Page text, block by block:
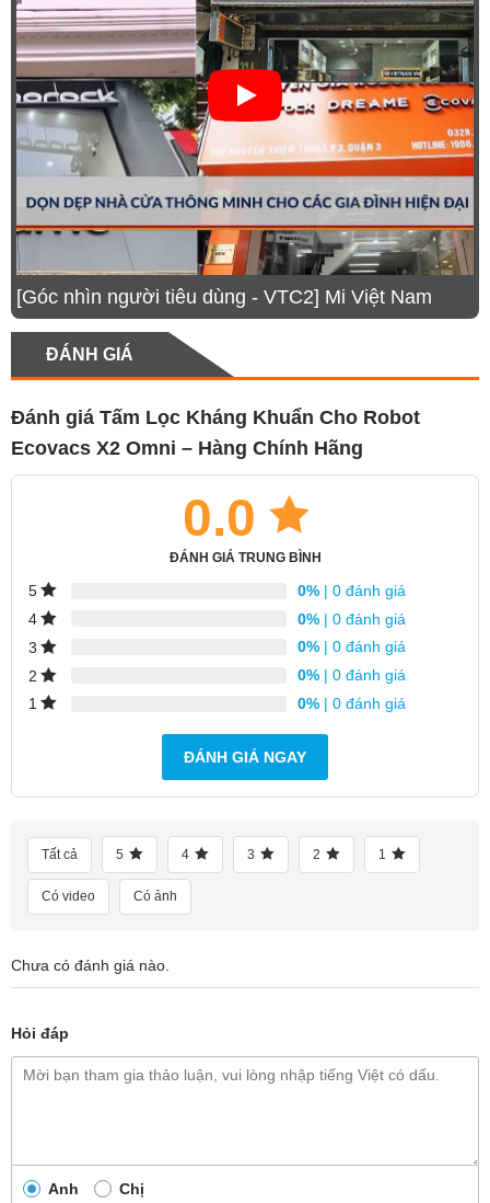
[Góc nhìn người tiêu dùng - VTC2] Mi Việt Nam
ĐÁNH GIÁ
Đánh giá Tấm Lọc Kháng Khuẩn Cho Robot
Ecovacs X2 Omni – Hàng Chính Hãng
0.0
ĐÁNH GIÁ TRUNG BÌNH
5 0% | 0 đánh giá
4
0% | 0 đánh giá
3
0% | 0 đánh giá
2
0% | 0 đánh giá
1
0% | 0 đánh giá
ĐÁNH GIÁ NGAY
Tất cả 5 4 3 2 1
Có video Có ảnh
Chưa có đánh giá nào.
Hỏi đáp
Anh Chị